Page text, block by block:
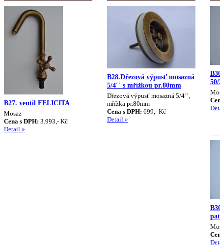
B27. ventil FELICITA
Mosaz
Cena s DPH: 3.993,- Kč
Detail »
B28.Dřezová výpusť mosazná
5/4´´ s mřížkou pr.80mm
Dřezová výpusť mosazná 5/4´´,
mřížka pr.80mm
Cena s DPH: 699,- Kč
Detail »